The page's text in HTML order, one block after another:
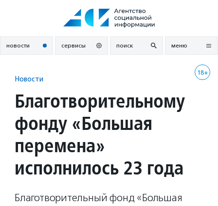
новости сервисы поиск меню
18+
Новости
Благотворительному
фонду «Большая
перемена»
исполнилось 23 года
Благотворительный фонд «Большая